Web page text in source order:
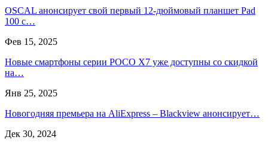
OSCAL анонсирует свой первый 12-дюймовый планшет Pad
100 с…
Фев 15, 2025
Новые смартфоны серии POCO X7 уже доступны со скидкой
на…
Янв 25, 2025
Новогодняя премьера на AliExpress – Blackview анонсирует…
Дек 30, 2024